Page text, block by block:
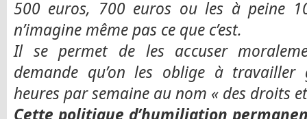
500 euros, 700 euros ou les à peine
n’imagine même pas ce que c’est.
Il se permet de les accuser
demande qu’on les oblige à
heures par semaine au nom « des droits
Cette politique d’humiliation